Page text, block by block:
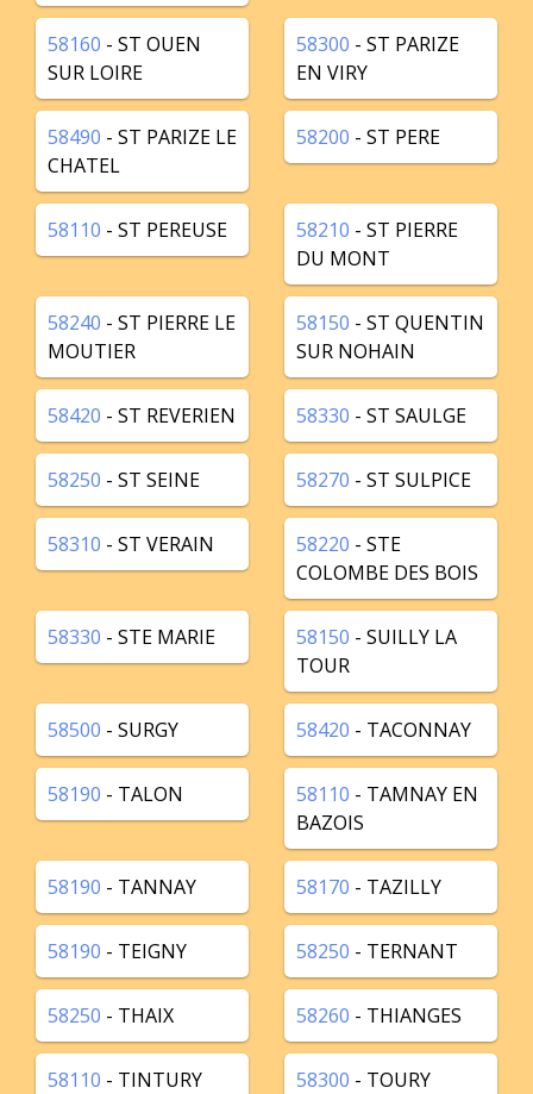
58160 - ST OUEN
SUR LOIRE
58300 - ST PARIZE
EN VIRY
58490 - ST PARIZE LE
CHATEL
58200 - ST PERE
58110 - ST PEREUSE 58210 - ST PIERRE
DU MONT
58240 - ST PIERRE LE
MOUTIER
58150 - ST QUENTIN
SUR NOHAIN
58420 - ST REVERIEN 58330 - ST SAULGE
58250 - ST SEINE 58270 - ST SULPICE
58310 - ST VERAIN 58220 - STE
COLOMBE DES BOIS
58330 - STE MARIE 58150 - SUILLY LA
TOUR
58500 - SURGY 58420 - TACONNAY
58190 - TALON 58110 - TAMNAY EN
BAZOIS
58190 - TANNAY 58170 - TAZILLY
58190 - TEIGNY 58250 - TERNANT
58250 - THAIX 58260 - THIANGES
58110 - TINTURY 58300 - TOURY